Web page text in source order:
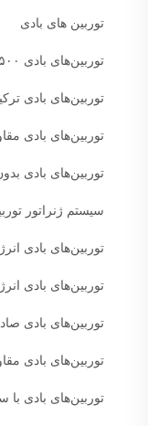
توربین های بادی
توربین‌های بادی ۵۰۰ واتی
توربین‌های بادی
توربین‌های بادی
توربین‌های بادی
سیستم ژنراتور
توربین‌های بادی
توربین‌های بادی
توربین‌های بادی
توربین‌های بادی
توربین‌های بادی با